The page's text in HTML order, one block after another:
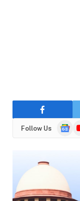
Follow Us
Google